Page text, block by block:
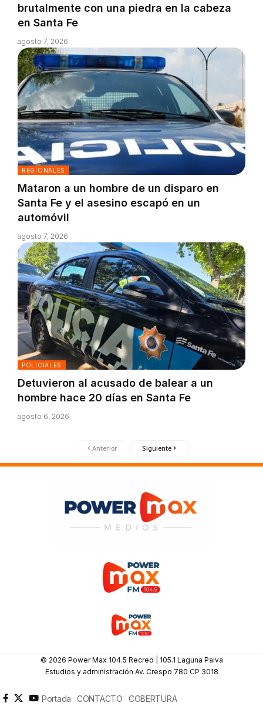
brutalmente con una piedra en la cabeza
en Santa Fe
agosto 7, 2026
REGIONALES
Mataron a un hombre de un disparo en
Santa Fe y el asesino escapó en un
automóvil
agosto 7, 2026
POLICIALES
Detuvieron al acusado de balear a un
hombre hace 20 días en Santa Fe
agosto 6, 2026
Anterior Siguiente
© 2026 Power Max 104.5 Recreo | 105.1 Laguna Paiva
Estudios y administración Av. Crespo 780 CP 3018
Portada CONTACTO COBERTURA